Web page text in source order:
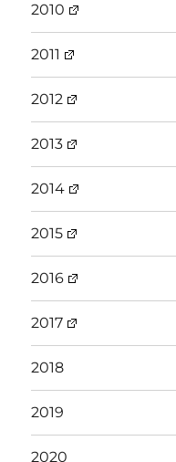
2010
2011
2012
2013
2014
2015
2016
2017
2018
2019
2020